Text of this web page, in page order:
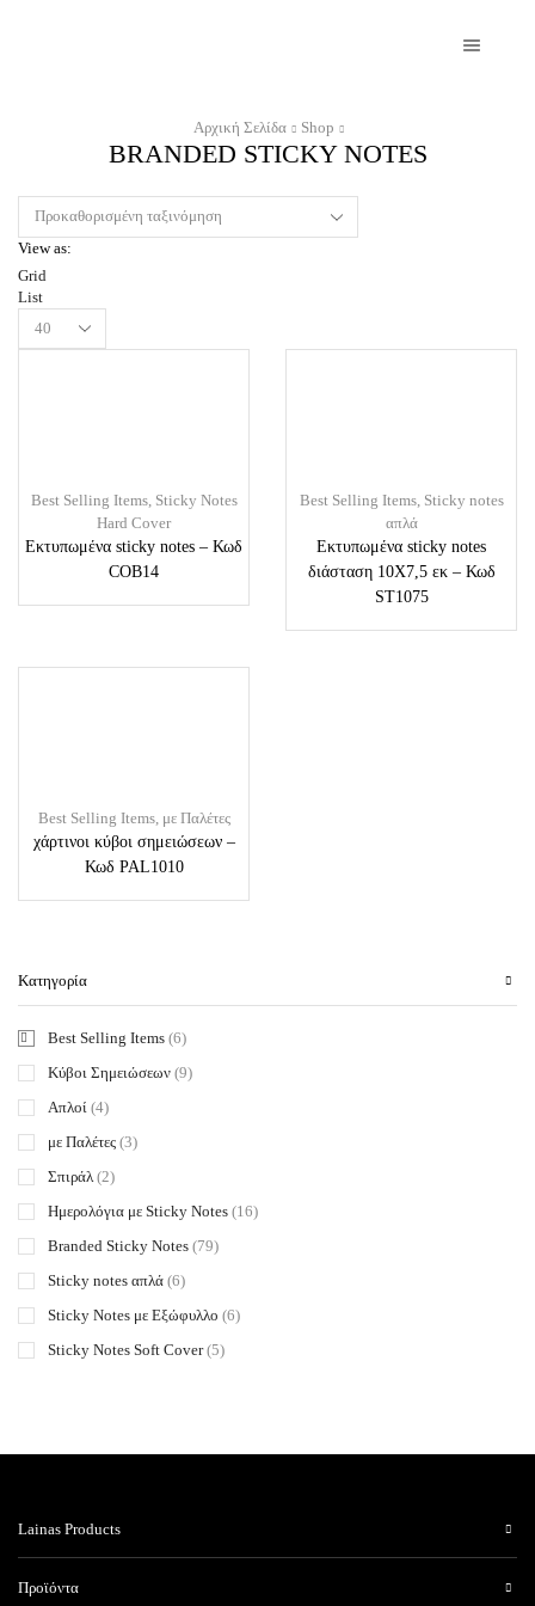
Αρχική Σελίδα Shop
BRANDED STICKY NOTES
View as:
Grid
List
Best Selling Items, Sticky Notes
Hard Cover
Εκτυπωμένα sticky notes – Κωδ
COB14
Best Selling Items, Sticky notes
απλά
Εκτυπωμένα sticky notes
διάσταση 10Χ7,5 εκ – Κωδ
ST1075
Best Selling Items, με Παλέτες
χάρτινοι κύβοι σημειώσεων –
Κωδ PAL1010
Κατηγορία
Best Selling Items (6)
Κύβοι Σημειώσεων (9)
Απλοί (4)
με Παλέτες (3)
Σπιράλ (2)
Ημερολόγια με Sticky Notes (16)
Branded Sticky Notes (79)
Sticky notes απλά (6)
Sticky Notes με Εξώφυλλο (6)
Sticky Notes Soft Cover (5)
Sticky Notes Pop Up (3)
Sticky notes - Κουτάκια
Sticky Notes με Συνδετήρες (5)
Sticky Notes - Microtack Glue
Lainas Products
Προϊόντα